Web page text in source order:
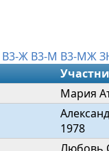
В3-Ж В3-М В3-МЖ
Мария
1978